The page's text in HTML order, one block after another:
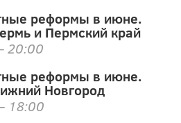
реформы в июне.
и Пермский край
20:00
реформы в июне.
Новгород
18:00